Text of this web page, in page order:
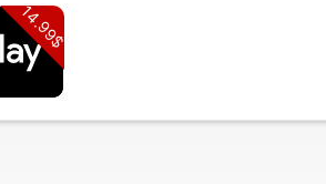
14.99$